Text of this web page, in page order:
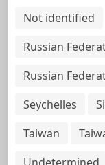
Not identified
Russian
Russian
Seychelles
Taiwan